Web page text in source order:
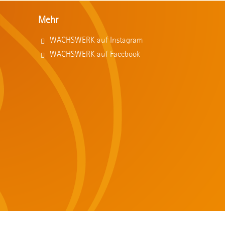
Mehr
WACHSWERK auf Instagram
WACHSWERK auf Facebook